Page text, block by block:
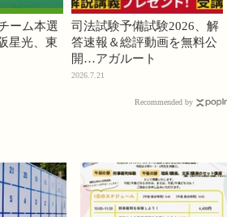
ーム本選
星光、東
司法試験予備試験2026、解
答速報＆総評動画を無料公
開…アガルート
2026.7.21
Recommended by